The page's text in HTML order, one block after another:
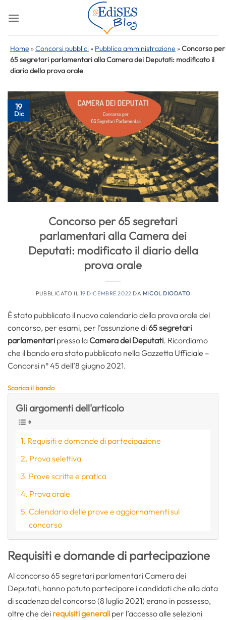
Home »Concorsi pubblici » Pubblica amministrazione »Concorso per
65 segretari parlamentari alla Camera dei Deputati: modificato il
diario della prova orale
19
Dic
Concorso per 65 segretari
parlamentari alla Camera dei
Deputati: modificato il diario della
prova orale
PUBBLICATO IL 19 DICEMBRE 2022 DA MICOL DIODATO
È stato pubblicato il nuovo calendario della prova orale del
concorso, per esami, per l’assunzione di65 segretari
parlamentari presso la Camera dei Deputati. Ricordiamo
che il bando era stato pubblicato nella Gazzetta Ufficiale –
Concorsi n° 45 dell’8 giugno 2021.
Scarica il bando
Gli argomenti dell'articolo
Requisiti e domande di partecipazione
Prova selettiva
Prove scritte e pratica
Prova orale
Calendario delle prove e aggiornamenti sul
concorso
Requisiti e domande di partecipazione
Al concorso 65 segretari parlamentari Camera dei
Deputati, hanno potuto partecipare i candidati che alla data
di scadenza del concorso (8 luglio 2021) erano in possesso,
oltre che dei requisiti generali per l’accesso alle selezioni